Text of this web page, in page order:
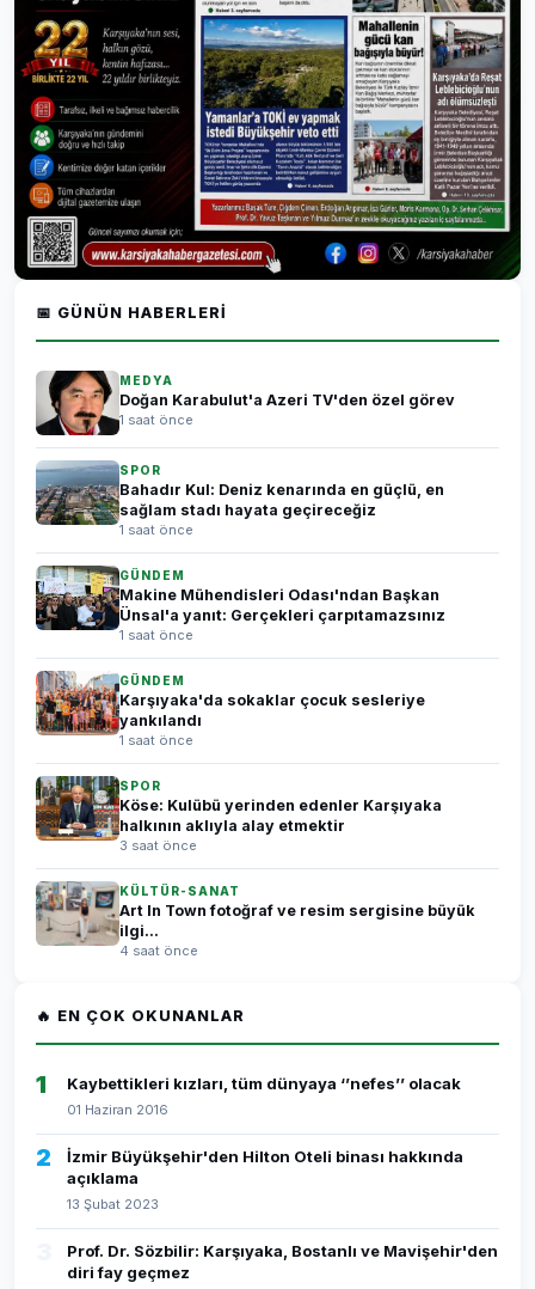
📅 GÜNÜN HABERLERI
MEDYA
Doğan Karabulut'a Azeri TV'den özel görev
1 saat önce
SPOR
Bahadır Kul: Deniz kenarında en güçlü, en
sağlam stadı hayata geçireceğiz
1 saat önce
GÜNDEM
Makine Mühendisleri Odası'ndan Başkan
Ünsal'a yanıt: Gerçekleri çarpıtamazsınız
1 saat önce
GÜNDEM
Karşıyaka'da sokaklar çocuk sesleriye
yankılandı
1 saat önce
SPOR
Köse: Kulübü yerinden edenler Karşıyaka
halkının aklıyla alay etmektir
3 saat önce
KÜLTÜR-SANAT
Art In Town fotoğraf ve resim sergisine büyük
ilgi...
4 saat önce
🔥 EN ÇOK OKUNANLAR
1 Kaybettikleri kızları, tüm dünyaya ‘’nefes’’ olacak
01 Haziran 2016
2
İzmir Büyükşehir'den Hilton Oteli binası hakkında
açıklama
13 Şubat 2023
Prof. Dr. Sözbilir: Karşıyaka, Bostanlı ve Mavişehir'den
diri fay geçmez